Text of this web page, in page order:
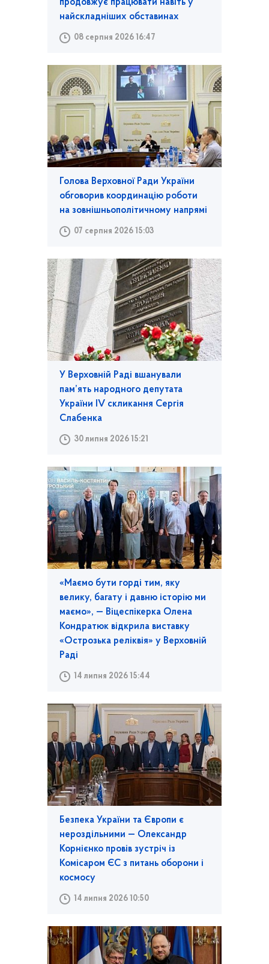
продовжує працювати навіть у
найскладніших обставинах
08 серпня 2026 16:47
Голова Верховної Ради України
обговорив координацію роботи
на зовнішньополітичному напрямі
07 серпня 2026 15:03
У Верховній Раді вшанували
пам’ять народного депутата
України IV скликання Сергія
Слабенка
30 липня 2026 15:21
«Маємо бути горді тим, яку
велику, багату і давню історію ми
маємо», — Віцеспікерка Олена
Кондратюк відкрила виставку
«Острозька реліквія» у Верховній
Раді
14 липня 2026 15:44
Безпека України та Європи є
нероздільними — Олександр
Корнієнко провів зустріч із
Комісаром ЄС з питань оборони і
космосу
14 липня 2026 10:50